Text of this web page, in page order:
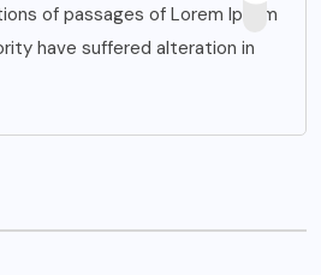
of passages of Lorem Ipsum
have suffered alteration in